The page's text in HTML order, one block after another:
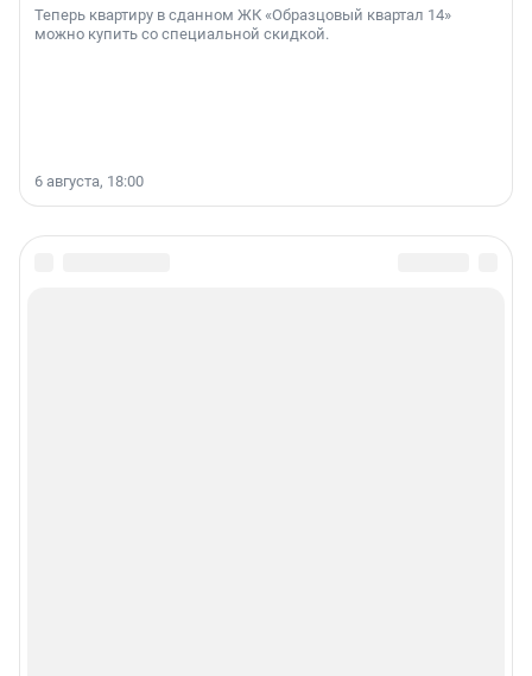
Теперь квартиру в сданном ЖК «Образцовый квартал 14»
можно купить со специальной скидкой.
6 августа, 18:00